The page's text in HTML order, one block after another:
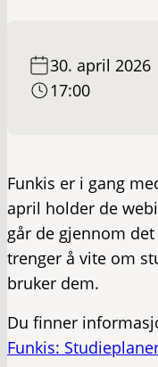
30. april 2026
17:00
Funkis er i gang
april holder de
går de gjennom
trenger å vite om
bruker dem.
Du finner
Funkis: